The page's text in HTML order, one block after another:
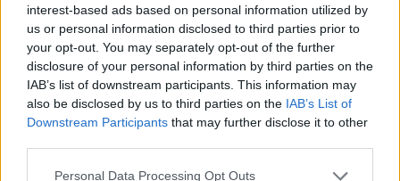
interest-based ads based on personal information utilized by
us or personal information disclosed to third parties prior to
your opt-out. You may separately opt-out of the further
disclosure of your personal information by third parties on the
IAB’s list of downstream participants. This information may
also be disclosed by us to third parties on the IAB’s List of
Downstream Participants that may further disclose it to other
Personal Data Processing Opt Outs
H ταινία θα κυκλοφορήσει από τη Weirdwave
σε επανέκδοση στις αίθουσες στις 20
Αυγούστου, στην επέτειο των είκοσι ετών από
την πρώτη προβολή της.
Όταν ξέσπασε η βία του Τζον Μπούρμαν(1972)